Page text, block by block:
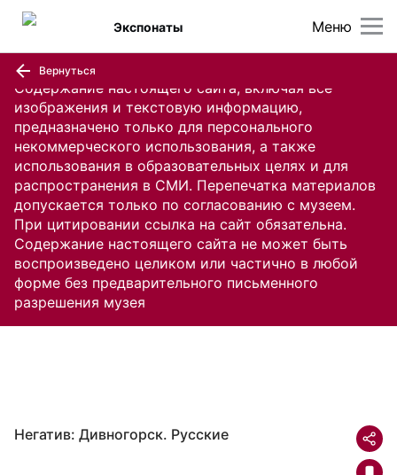
Содержание настоящего сайта, включая все
изображения и текстовую информацию,
предназначено только для персонального
некоммерческого использования, а также
использования в образовательных целях и для
распространения в СМИ. Перепечатка материалов
допускается только по согласованию с музеем.
При цитировании ссылка на сайт обязательна.
Содержание настоящего сайта не может быть
воспроизведено целиком или частично в любой
форме без предварительного письменного
разрешения музея
Меню
Экспонаты
Вернуться
Негатив: Дивногорск. Русские